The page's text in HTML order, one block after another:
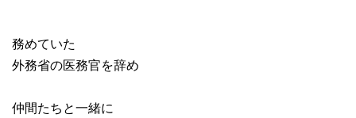
務めていた
外務省の医務官を辞め
仲間たちと一緒に